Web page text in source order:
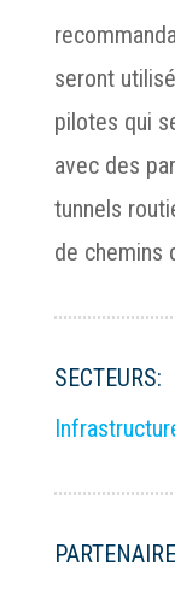
seront
pilotes qui
avec des
tunnels
de chemins
SECTEURS: